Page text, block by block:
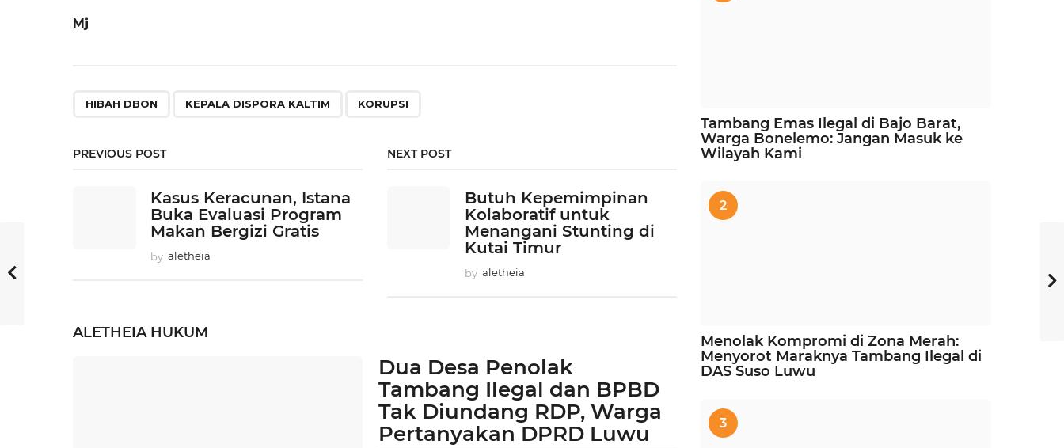
Mj
HIBAH DBON KEPALA DISPORA KALTIM KORUPSI
PREVIOUS POST
Kasus Keracunan, Istana
Buka Evaluasi Program
Makan Bergizi Gratis
by aletheia
NEXT POST
Butuh Kepemimpinan
Kolaboratif untuk
Menangani Stunting di
Kutai Timur
by aletheia
ALETHEIA HUKUM
Dua Desa Penolak
Tambang Ilegal dan BPBD
Tak Diundang RDP, Warga
Pertanyakan DPRD Luwu
Tambang Emas Ilegal di Bajo Barat,
Warga Bonelemo: Jangan Masuk ke
Wilayah Kami
2
Menolak Kompromi di Zona Merah:
Menyorot Maraknya Tambang Ilegal di
DAS Suso Luwu
3